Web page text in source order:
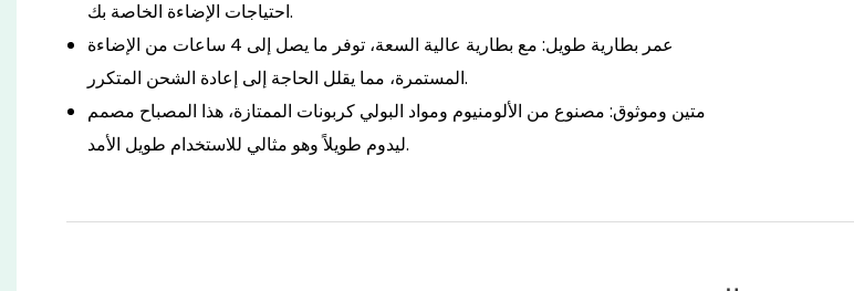
احتياجات الإضاءة الخاصة بك.
عمر بطارية طويل: مع بطارية عالية السعة، توفر ما يصل إلى 4 ساعات من الإضاءة
المستمرة، مما يقلل الحاجة إلى إعادة الشحن المتكرر.
متين وموثوق: مصنوع من الألومنيوم ومواد البولي كربونات الممتازة، هذا المصباح مصمم
ليدوم طويلاً وهو مثالي للاستخدام طويل الأمد.